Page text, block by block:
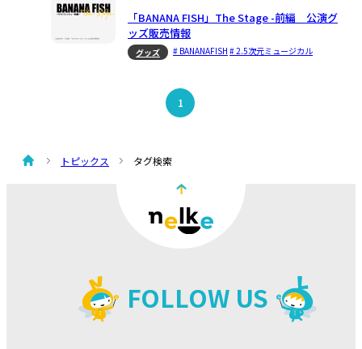
「BANANA FISH」The Stage -前編 公演グ
ッズ販売情報
グッズ # BANANAFISH # 2.5次元ミュージカル
1
トピックス タグ検索
FOLLOW US